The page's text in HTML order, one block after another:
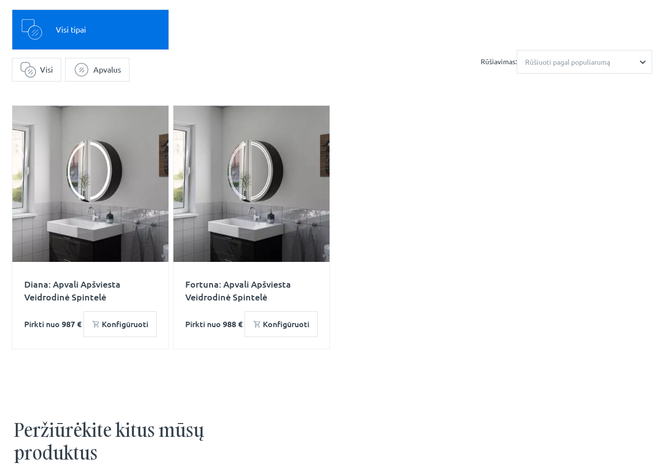
Visi tipai
Visi Apvalus
Rūšiavimas: Rūšiuoti pagal populiarumą
Diana: Apvali Apšviesta
Veidrodinė Spintelė
Pirkti nuo 987 € Konfigūruoti
Fortuna: Apvali Apšviesta
Veidrodinė Spintelė
Pirkti nuo 988 € Konfigūruoti
Peržiūrėkite kitus mūsų
produktus